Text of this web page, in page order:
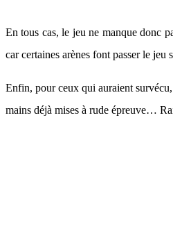
En tous cas, le jeu ne manque donc
car certaines arènes font passer le
Enfin, pour ceux qui auraient
mains déjà mises à rude épreuve…